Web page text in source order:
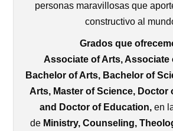
personas maravillosas que
constructivo al
Grados que
Associate of Arts, Associate
Bachelor of Arts, Bachelor of
Arts, Master of Science, Doctor
and Doctor of Education, en
de Ministry, Counseling,